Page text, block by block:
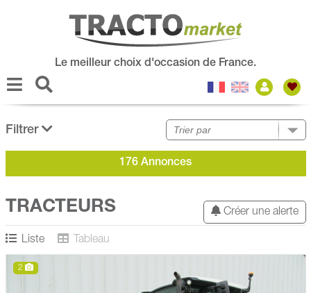
Le meilleur choix d'occasion de France.
Filtrer
176 Annonces
Créer une alerte
TRACTEURS
Liste Tableau
2